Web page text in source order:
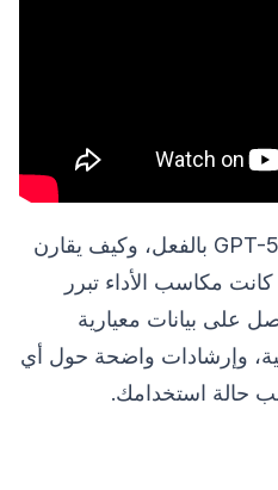
يحلل هذا الدليل ما يفعله GPT-5.4 بالفعل، وكيف يقارن
كانت مكاسب الأداء تبرر
على بيانات معيارية
وإرشادات واضحة حول أي